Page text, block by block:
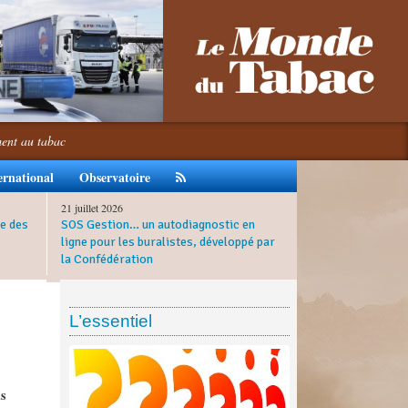
au tabac
Observatoire
des
21 juillet 2026
SOS Gestion… un autodiagnostic en
ligne pour les buralistes, développé par
la Confédération
L’essentiel